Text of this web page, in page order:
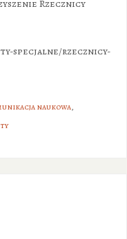
Rzecznicy
specjalne/rzecznicy-
naukowa,